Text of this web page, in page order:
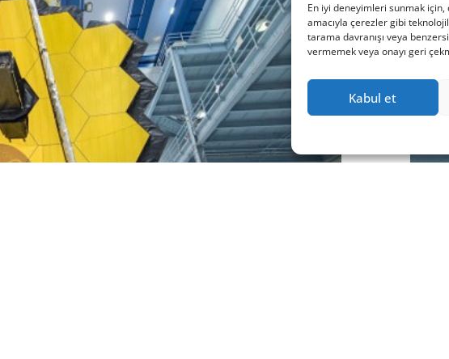
En iyi deneyimleri sunmak
amacıyla çerezler gibi
tarama davranışı veya
vermemek veya onayı geri
Kabul et